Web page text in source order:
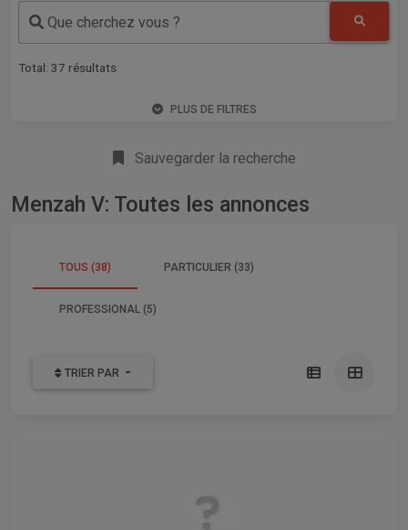
Que cherchez vous ?
Total: 37 résultats
PLUS DE FILTRES
Sauvegarder la recherche
Menzah V: Toutes les annonces
TOUS (38) PARTICULIER (33)
PROFESSIONAL (5)
TRIER PAR